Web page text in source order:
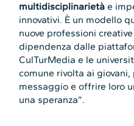
multidisciplinarietà e
innovativi. È un modello
nuove professioni
dipendenza dalle
CulTurMedia e le
comune rivolta ai
messaggio e offrire loro
una speranza”.